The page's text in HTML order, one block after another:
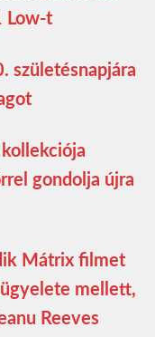
Low-t
születésnapjára
gondolja újra
Mátrix filmet
mellett,
Reeves